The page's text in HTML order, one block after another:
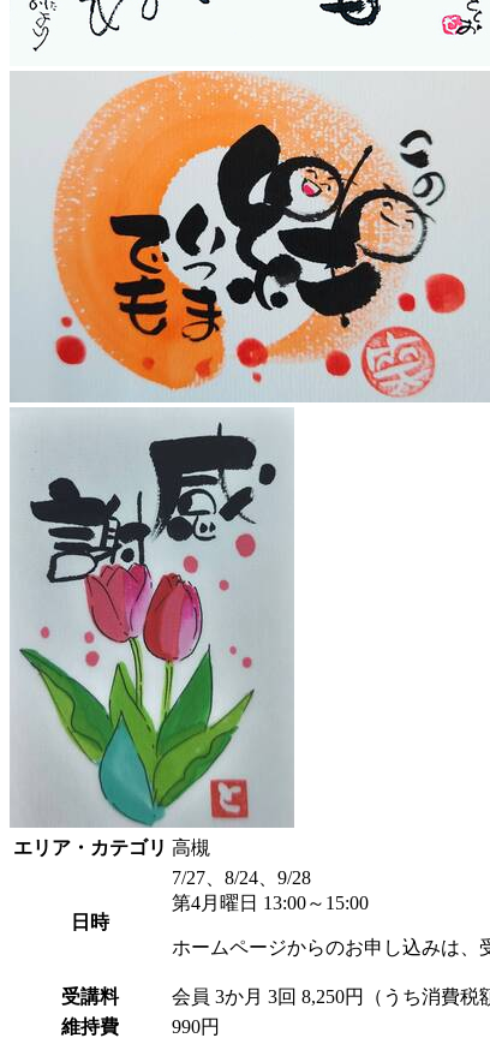
エリア・カテゴリ 高槻
日時
7/27、8/24、9/28
第4月曜日 13:00～15:00
ホームページからのお申し込みは、
受講料 会員 3か月 3回 8,250円（うち消費税
維持費
990円